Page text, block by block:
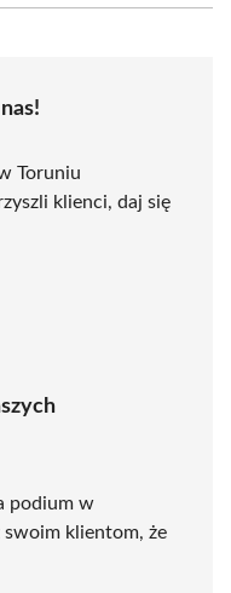
Toruniu
klienci, daj się
podium w
klientom, że